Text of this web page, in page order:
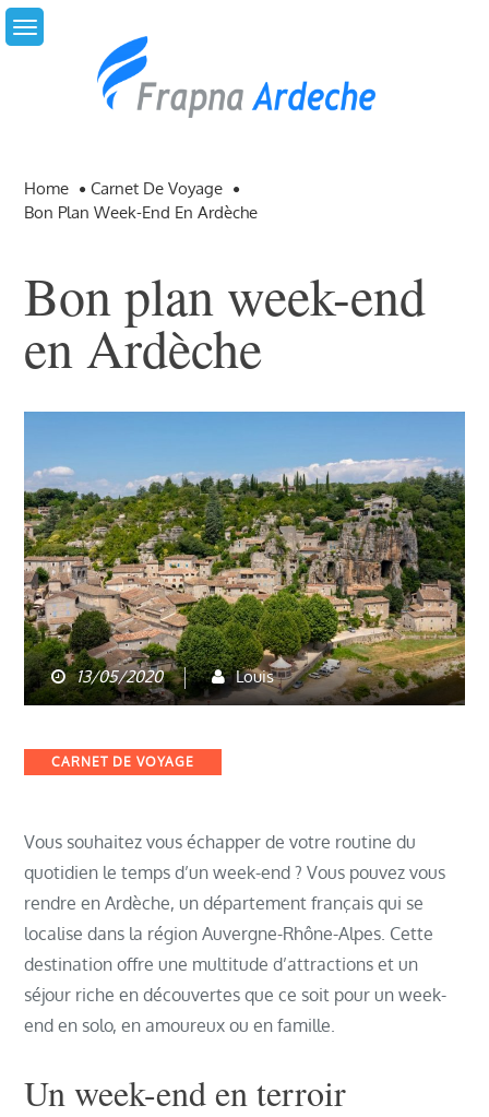
Skip
to
Home
Carnet De Voyage
Bon Plan Week-End En Ardèche
Bon plan week-end
en Ardèche
13/05/2020 Louis
Categories
CARNET DE VOYAGE
Vous souhaitez vous échapper de votre routine du
quotidien le temps d’un week-end ? Vous pouvez vous
rendre en Ardèche, un département français qui se
localise dans la région Auvergne-Rhône-Alpes. Cette
destination offre une multitude d’attractions et un
séjour riche en découvertes que ce soit pour un week-
end en solo, en amoureux ou en famille.
Un week-end en terroir